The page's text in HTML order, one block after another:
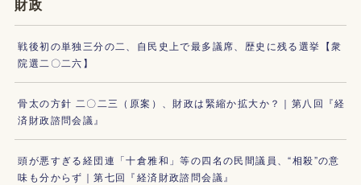
財政
戦後初の単独三分の二、自民史上で最多議席、歴史に残る選挙【衆
院選二〇二六】
骨太の方針 二〇二三（原案）、財政は緊縮か拡大か？｜第八回『経
済財政諮問会議』
頭が悪すぎる経団連「十倉雅和」等の四名の民間議員、“相殺”の意
味も分からず｜第七回『経済財政諮問会議』